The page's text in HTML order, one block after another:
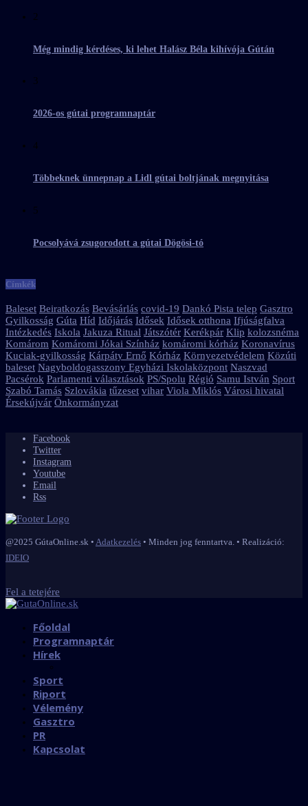
2
Még mindig kérdéses, ki lehet Halász Béla kihívója Gútán
3
2026-os gútai programnaptár
4
Többeknek ünnepnap a Lidl gútai boltjának megnyitása
5
Pocsolyává zsugorodott a gútai Dögösi-tó
Címkék
Baleset Beiratkozás Bevásárlás covid-19 Dankó Pista telep Gasztro
Gyilkosság Gúta Híd Időjárás Idősek Idősek otthona Ifjúságfalva
Intézkedés Iskola Jakuza Ritual Játszótér Kerékpár Klip kolozsnéma
Komárom Komáromi Jókai Színház komáromi kórház Koronavírus
Kuciak-gyilkosság Kárpáty Ernő Kórház Környezetvédelem Közúti
baleset Nagyboldogasszony Egyházi Iskolaközpont Naszvad
Pacsérok Parlamenti választások PS/Spolu Régió Samu István Sport
Szabó Tamás Szlovákia tűzeset vihar Viola Miklós Városi hivatal
Érsekújvár Önkormányzat
Facebook
Twitter
Instagram
Youtube
Email
Rss
@2025 GútaOnline.sk • Adatkezelés • Minden jog fenntartva. • Realizáció:
IDEIO
Fel a tetejére
Főoldal
Programnaptár
Hírek
Sport
Riport
Vélemény
Gasztro
PR
Kapcsolat